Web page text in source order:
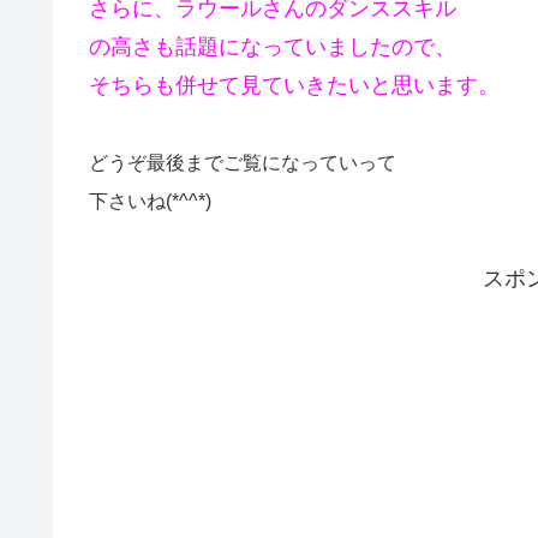
さらに、ラウールさんのダンススキル
の高さも話題になっていましたので、
そちらも併せて見ていきたいと思います。
どうぞ最後までご覧になっていって
下さいね(*^^*)
スポ